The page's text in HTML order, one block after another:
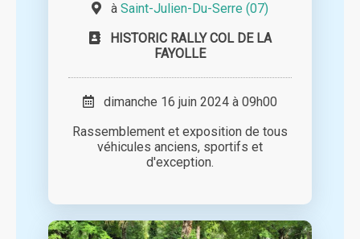
à Saint-Julien-Du-Serre (07)
HISTORIC RALLY COL DE LA
FAYOLLE
dimanche 16 juin 2024 à 09h00
Rassemblement et exposition de tous
véhicules anciens, sportifs et
d'exception.